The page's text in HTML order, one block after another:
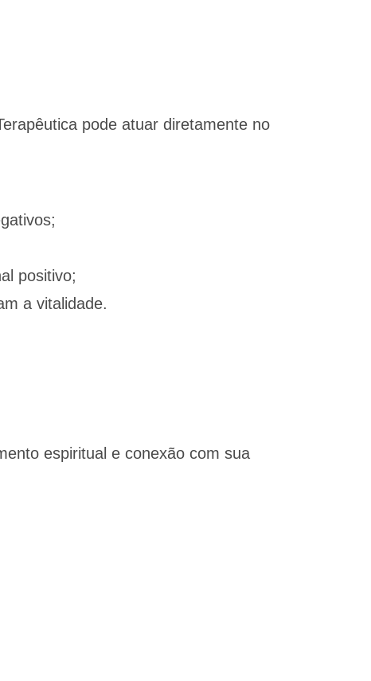
pode atuar diretamente no
positivo;
a vitalidade.
espiritual e conexão com sua